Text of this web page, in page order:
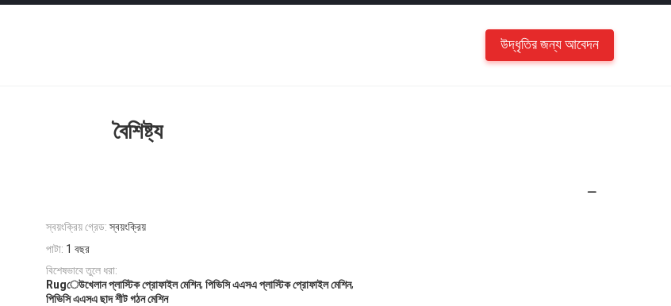
উদ্ধৃতির জন্য আবেদন
বৈশিষ্ট্য
স্বয়ংক্রিয় গ্রেড: স্বয়ংক্রিয়
পাটা: 1 বছর
বিশেষভাবে তুলে ধরা:
Rugেউখেলান প্লাস্টিক প্রোফাইল মেশিন, পিভিসি এএসএ প্লাস্টিক প্রোফাইল মেশিন,
পিভিসি এএসএ ছাদ শীট গঠন মেশিন